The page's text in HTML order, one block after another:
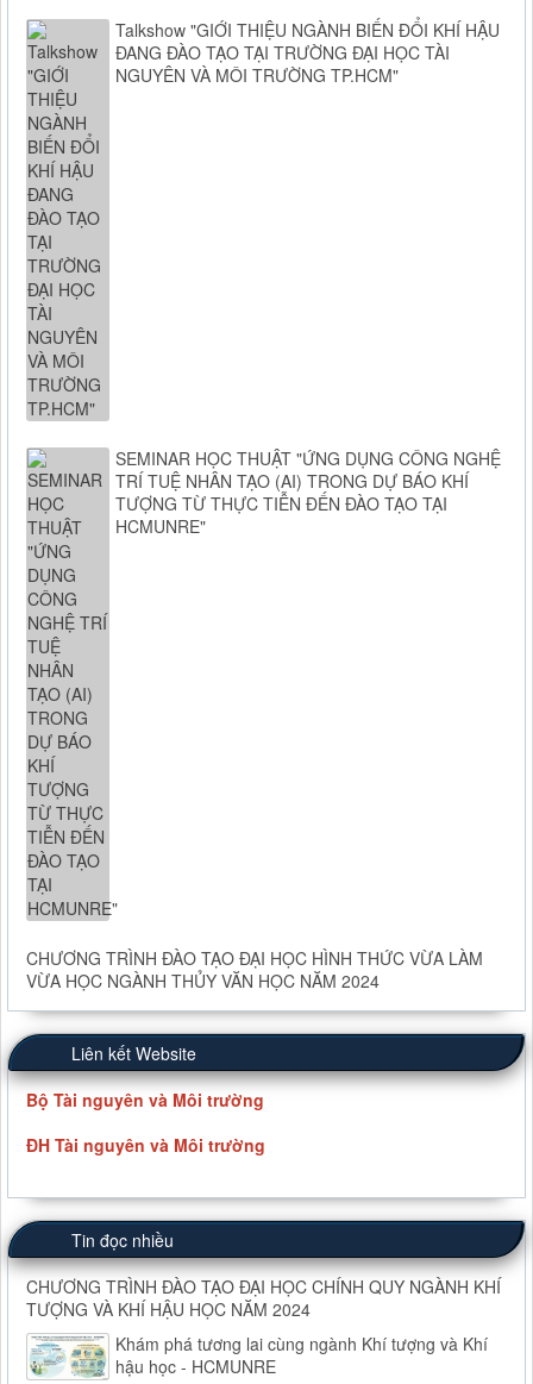
Talkshow "GIỚI THIỆU NGÀNH BIẾN ĐỔI KHÍ HẬU
ĐANG ĐÀO TẠO TẠI TRƯỜNG ĐẠI HỌC TÀI
NGUYÊN VÀ MÔI TRƯỜNG TP.HCM"
SEMINAR HỌC THUẬT "ỨNG DỤNG CÔNG NGHỆ
TRÍ TUỆ NHÂN TẠO (AI) TRONG DỰ BÁO KHÍ
TƯỢNG TỪ THỰC TIỄN ĐẾN ĐÀO TẠO TẠI
HCMUNRE"
CHƯƠNG TRÌNH ĐÀO TẠO ĐẠI HỌC HÌNH THỨC VỪA LÀM
VỪA HỌC NGÀNH THỦY VĂN HỌC NĂM 2024
Liên kết Website
Bộ Tài nguyên và Môi trường
ĐH Tài nguyên và Môi trường
Tin đọc nhiều
CHƯƠNG TRÌNH ĐÀO TẠO ĐẠI HỌC CHÍNH QUY NGÀNH KHÍ
TƯỢNG VÀ KHÍ HẬU HỌC NĂM 2024
Khám phá tương lai cùng ngành Khí tượng và Khí
hậu học - HCMUNRE